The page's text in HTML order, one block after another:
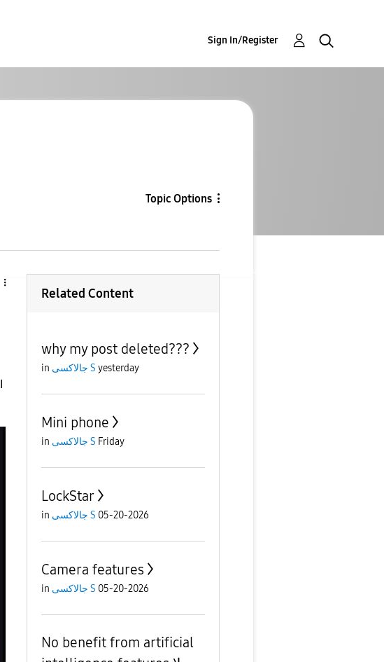
Sign In/Register
Topic Options
Related Content
why my post deleted???
in جالاكسى S yesterday
Mini phone
in جالاكسى S Friday
LockStar
in جالاكسى S 05-20-2026
Camera features
in جالاكسى S 05-20-2026
No benefit from artificial